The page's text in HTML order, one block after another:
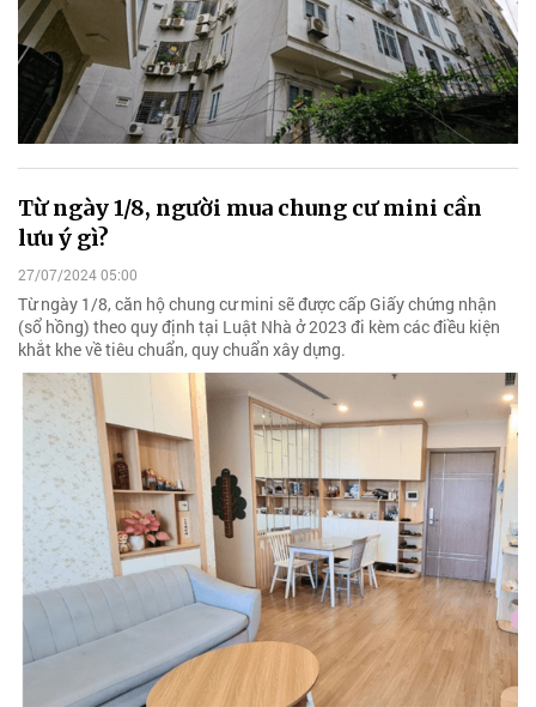
Từ ngày 1/8, người mua chung cư mini cần
lưu ý gì?
27/07/2024 05:00
Từ ngày 1/8, căn hộ chung cư mini sẽ được cấp Giấy chứng nhận
(sổ hồng) theo quy định tại Luật Nhà ở 2023 đi kèm các điều kiện
khắt khe về tiêu chuẩn, quy chuẩn xây dựng.